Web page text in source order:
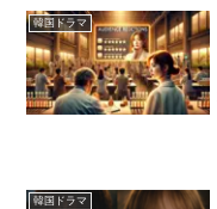
韓国ドラマ
韓国ドラマ